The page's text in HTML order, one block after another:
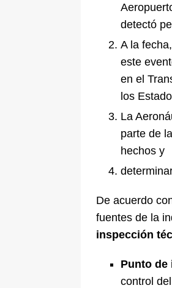
detectó
A la
este
en el
los
La
parte de
hechos y
De acuerdo
fuentes de la
inspección
Punto de
control